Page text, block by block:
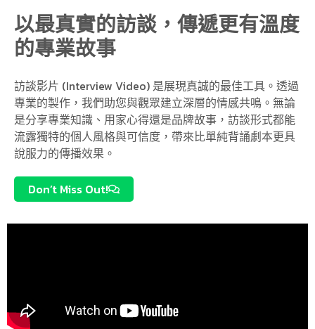
以最真實的訪談，傳遞更有溫度
的專業故事
訪談影片 (Interview Video) 是展現真誠的最佳工具。透過
專業的製作，我們助您與觀眾建立深層的情感共鳴。無論
是分享專業知識、用家心得還是品牌故事，訪談形式都能
流露獨特的個人風格與可信度，帶來比單純背誦劇本更具
說服力的傳播效果。
Don’t Miss Out!